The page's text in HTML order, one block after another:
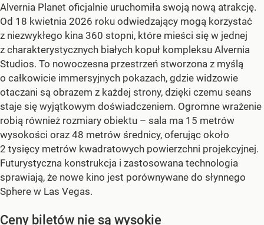
Alvernia Planet oficjalnie uruchomiła swoją nową atrakcję.
Od 18 kwietnia 2026 roku odwiedzający mogą korzystać
z niezwykłego kina 360 stopni, które mieści się w jednej
z charakterystycznych białych kopuł kompleksu Alvernia
Studios. To nowoczesna przestrzeń stworzona z myślą
o całkowicie immersyjnych pokazach, gdzie widzowie
otaczani są obrazem z każdej strony, dzięki czemu seans
staje się wyjątkowym doświadczeniem. Ogromne wrażenie
robią również rozmiary obiektu – sala ma 15 metrów
wysokości oraz 48 metrów średnicy, oferując około
2 tysięcy metrów kwadratowych powierzchni projekcyjnej.
Futurystyczna konstrukcja i zastosowana technologia
sprawiają, że nowe kino jest porównywane do słynnego
Sphere w Las Vegas.
Ceny biletów nie są wysokie